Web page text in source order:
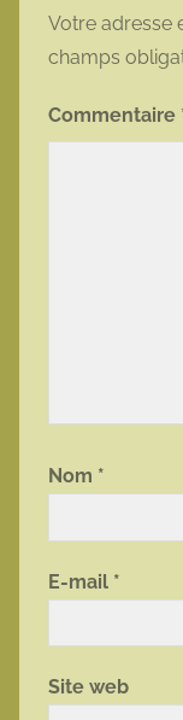
Votre adresse
champs
Commentaire
Nom *
E-mail *
Site web